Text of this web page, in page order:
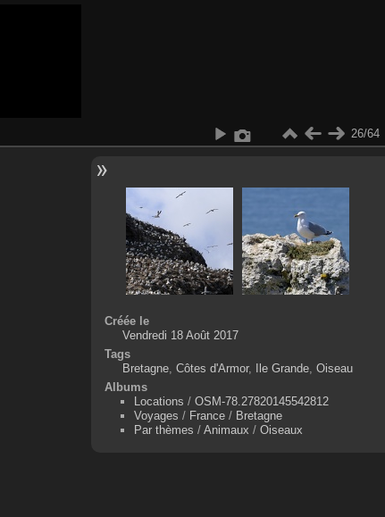
26/64
Créée le
Vendredi 18 Août 2017
Tags
Bretagne, Côtes d'Armor, Ile Grande, Oiseau
Albums
Locations / OSM-78.27820145542812
Voyages / France/ Bretagne
Par thèmes / Animaux / Oiseaux